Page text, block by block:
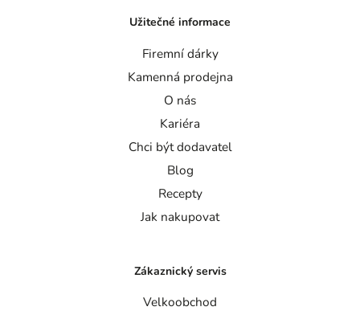
Užitečné informace
Firemní dárky
Kamenná prodejna
O nás
Kariéra
Chci být dodavatel
Blog
Recepty
Jak nakupovat
Zákaznický servis
Velkoobchod